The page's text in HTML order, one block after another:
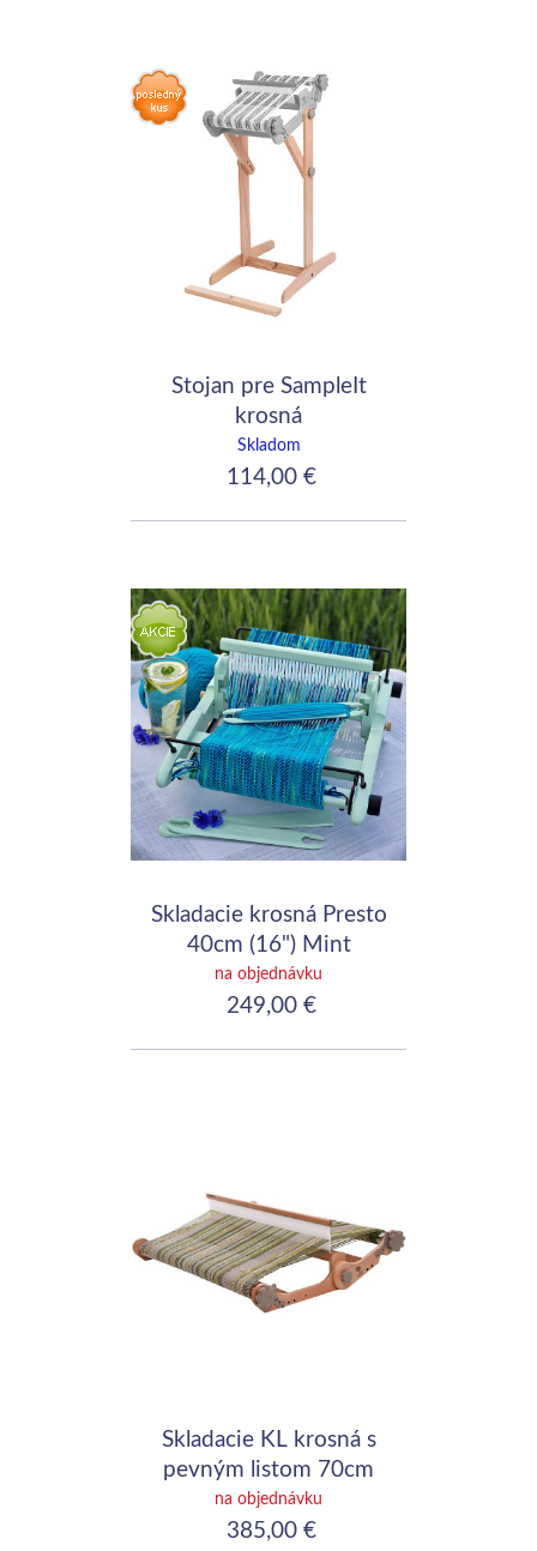
Stojan pre SampleIt
krosná
Skladom
114,00 €
Skladacie krosná Presto
40cm (16") Mint
na objednávku
249,00 €
Skladacie KL krosná s
pevným listom 70cm
(28")
na objednávku
385,00 €